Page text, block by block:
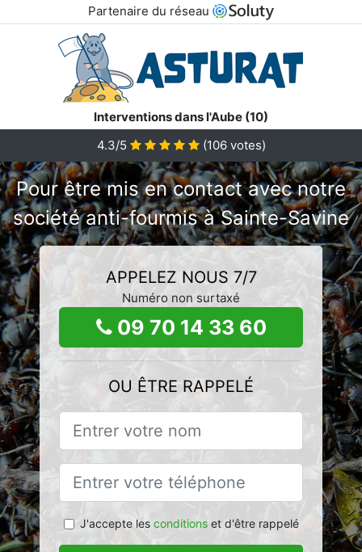
Partenaire du réseau
Interventions dans l'Aube (10)
4.3/5
(106votes)
Pour être mis en contact avec notre
société anti-fourmis à Sainte-Savine
APPELEZ NOUS 7/7
Numéro non surtaxé
09 70 14 33 60
OU ÊTRE RAPPELÉ
J'accepte les conditionset d'être rappelé